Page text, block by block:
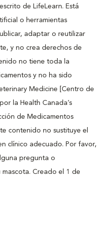
de LifeLearn. Está
o herramientas
adaptar o reutilizar
y no crea derechos de
no tiene toda la
y no ha sido
Medicine [Centro de
la Health Canada’s
de Medicamentos
contenido no sustituye el
clínico adecuado. Por favor,
pregunta o
Creado el 1 de